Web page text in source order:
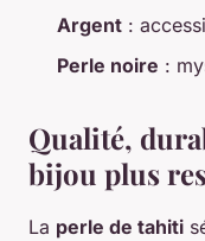
Argent :
Perle noire :
Qualité,
bijou plus
La perle de tahiti